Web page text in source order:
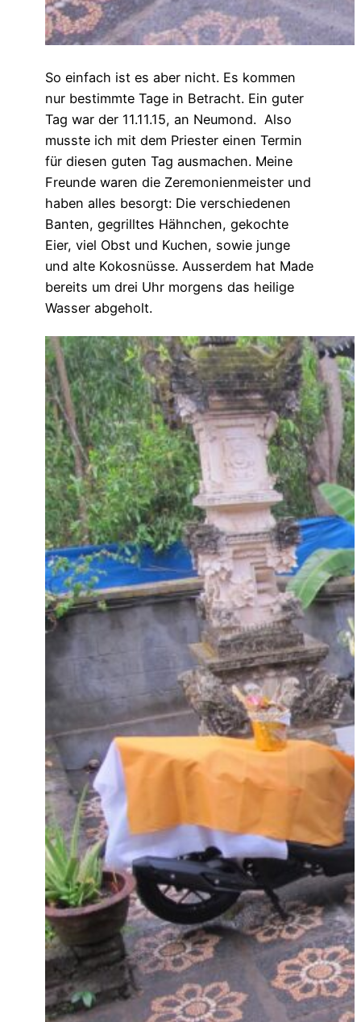
So einfach ist es aber nicht. Es kommen
nur bestimmte Tage in Betracht. Ein guter
Tag war der 11.11.15, an Neumond. Also
musste ich mit dem Priester einen Termin
für diesen guten Tag ausmachen. Meine
Freunde waren die Zeremonienmeister und
haben alles besorgt: Die verschiedenen
Banten, gegrilltes Hähnchen, gekochte
Eier, viel Obst und Kuchen, sowie junge
und alte Kokosnüsse. Ausserdem hat Made
bereits um drei Uhr morgens das heilige
Wasser abgeholt.